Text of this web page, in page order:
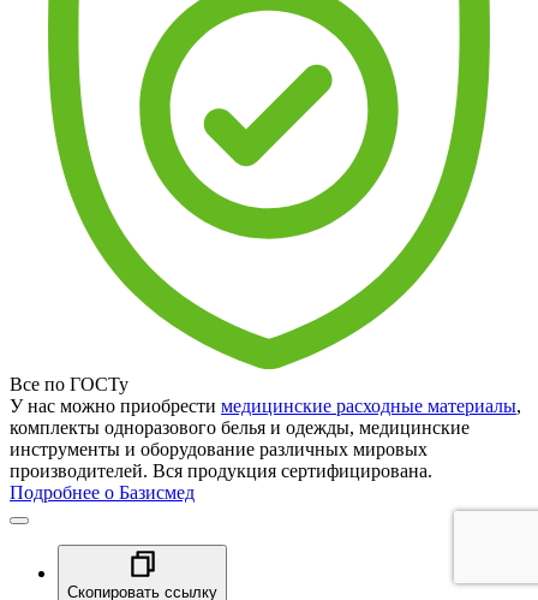
Все по ГОСТу
У нас можно приобрести медицинские расходные материалы,
комплекты одноразового белья и одежды, медицинские
инструменты и оборудование различных мировых
производителей. Вся продукция сертифицирована.
Подробнее о Базисмед
Скопировать ссылку